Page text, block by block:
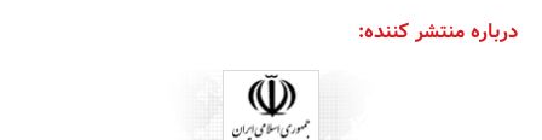
درباره منتشر کننده: